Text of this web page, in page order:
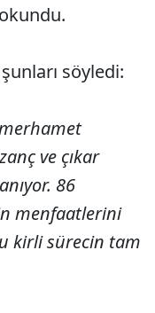
söyledi:
ve çıkar
86
menfaatlerini
kirli sürecin tam